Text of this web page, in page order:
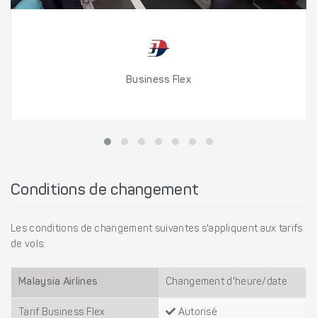
Business Flex
Conditions de changement
Les conditions de changement suivantes s'appliquent aux tarifs
de vols:
Malaysia Airlines Changement d'heure/date
Tarif Business Flex Autorisé